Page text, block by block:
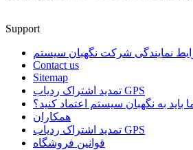
Support
نمایندگی شرکت نگهبان سیستم
Contact us
Sitemap
تمدید اشتراک ردیاب GPS
باید به نگهبان سیستم اعتماد کنید؟
همکاران
تمدید اشتراک ردیاب GPS
قوانین فروشگاه